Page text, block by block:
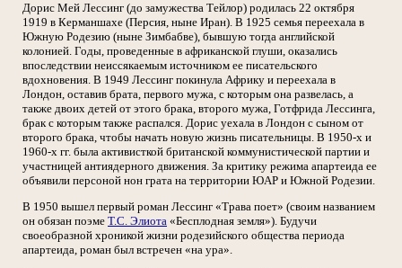
Дорис Мей Лессинг (до замужества Тейлор) родилась 22 октября
1919 в Керманшахе (Персия, ныне Иран). В 1925 семья переехала в
Южную Родезию (ныне Зимбабве), бывшую тогда английской
колонией. Годы, проведенные в африканской глуши, оказались
впоследствии неиссякаемым источником ее писательского
вдохновения. В 1949 Лессинг покинула Африку и переехала в
Лондон, оставив брата, первого мужа, с которым она развелась, а
также двоих детей от этого брака, второго мужа, Готфрида Лессинга,
брак с которым также распался. Дорис уехала в Лондон с сыном от
второго брака, чтобы начать новую жизнь писательницы. В 1950-х и
1960-х гг. была активисткой британской коммунистической партии и
участницей антиядерного движения. За критику режима апартеида ее
объявили персоной нон грата на территории ЮАР и Южной Родезии.
В 1950 вышел первый роман Лессинг «Трава поет» (своим названием
он обязан поэме Т.С. Элиота «Бесплодная земля»). Будучи
своеобразной хроникой жизни родезийского общества периода
апартеида, роман был встречен «на ура».